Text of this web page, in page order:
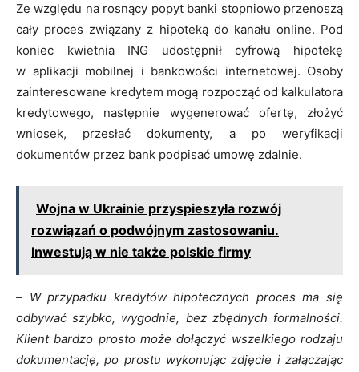
Ze względu na rosnący popyt banki stopniowo przenoszą
cały proces związany z hipoteką do kanału online. Pod
koniec kwietnia ING udostępnił cyfrową hipotekę
w aplikacji mobilnej i bankowości internetowej. Osoby
zainteresowane kredytem mogą rozpocząć od kalkulatora
kredytowego, następnie wygenerować ofertę, złożyć
wniosek, przesłać dokumenty, a po weryfikacji
dokumentów przez bank podpisać umowę zdalnie.
Wojna w Ukrainie przyspieszyła rozwój
rozwiązań o podwójnym zastosowaniu.
Inwestują w nie także polskie firmy
– W przypadku kredytów hipotecznych proces ma się
odbywać szybko, wygodnie, bez zbędnych formalności.
Klient bardzo prosto może dołączyć wszelkiego rodzaju
dokumentację, po prostu wykonując zdjęcie i załączając